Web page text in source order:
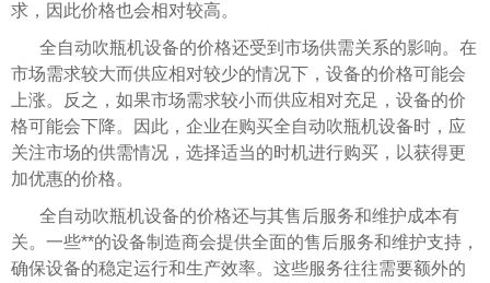
求，因此价格也会相对较高。
全自动吹瓶机设备的价格还受到市场供需关系的影响。在
市场需求较大而供应相对较少的情况下，设备的价格可能会
上涨。反之，如果市场需求较小而供应相对充足，设备的价
格可能会下降。因此，企业在购买全自动吹瓶机设备时，应
关注市场的供需情况，选择适当的时机进行购买，以获得更
加优惠的价格。
全自动吹瓶机设备的价格还与其售后服务和维护成本有
关。一些**的设备制造商会提供全面的售后服务和维护支持，
确保设备的稳定运行和生产效率。这些服务往往需要额外的